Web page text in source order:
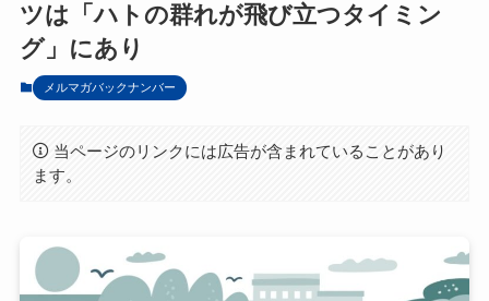
ツは「ハトの群れが飛び立つタイミン
グ」にあり
メルマガバックナンバー
当ページのリンクには広告が含まれていることがあり
ます。